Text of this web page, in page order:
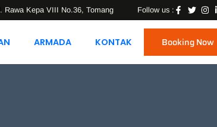
Rawa Kepa VIII No.36, Tomang Follow us :
ARMADA KONTAK Booking Now